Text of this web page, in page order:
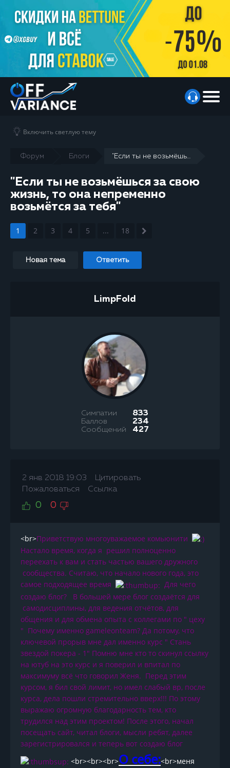
Форум Блоги "Если ты не возьмёшься за свою жизнь, то она непременно возьмётся за тебя"
Включить светлую тему
"Если ты не возьмёшься за свою
жизнь, то она непременно
возьмётся за тебя"
1 2 3 4 5 ... 18
Новая тема Ответить
LimpFold
Симпатии 833
Баллов 234
Сообщений 427
2 янв 2018 19:03
Цитировать
Пожаловаться
Ссылка
0 0
<br>Приветствую многоуважаемое комьюнити
Настало время, когда я решил полноценно
переехать к вам и стать частью вашего дружного
сообщества. Считаю, что начало нового года, это
самое подходящее время
Для чего
создаю блог? В большей мере блог создаётся для
самодисциплины, для ведения отчётов, для
общения и для обмена опыта с коллегами по " цеху
" Почему именно gameleonteam? Да потому, что
ключевой прорыв мне дал именно курс " Стань
звездой покера - 1" Помню мне кто то скинул ссылку
на ютуб на это курс и я поверил и впитал по
максимуму всё что говорил Женя. Перед этим
курсом, я бил свой лимит, но имел слабый вр, после
курса, дела пошли стремительно вверх!!! По этому
выражаю огромную благодарность тем, кто
трудился над этим проектом! После этого, начал
посещать сайт, читал блоги, мысли ребят, далее
зарегистрировался и теперь вот создаю блог
<br><br><br>О себе:<br>меня